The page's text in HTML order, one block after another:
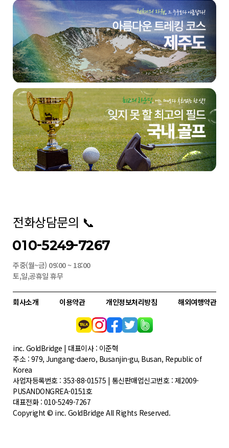
전화상담문의 📞
010-5249-7267
주중(월~금) 09:00 ~ 18:00
토,일,공휴일 휴무
회사소개 이용약관 개인정보처리방침 해외여행약관
inc. GoldBridge | 대표이사 : 이준혁
주소 : 979, Jungang-daero, Busanjin-gu, Busan, Republic of
Korea
사업자등록번호 : 353-88-01575 | 통신판매업신고번호 : 제2009-
PUSANDONGREA-0151호
대표전화 : 010-5249-7267
Copyright © inc. GoldBridge All Rights Reserved.